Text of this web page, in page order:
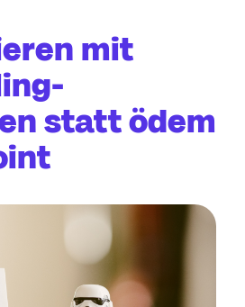
mit
statt ödem